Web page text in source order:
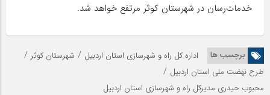
خدمات‌رسان در شهرستان کوثر مرتفع خواهد شد.
برچسب ها اداره کل راه و شهرسازی استان اردبیل / شهرستان کوثر /
طرح نهضت ملی استان اردبیل /
محبوب حیدری مدیرکل راه و شهرسازی استان اردبیل